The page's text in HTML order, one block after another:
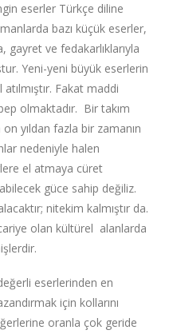
eserler Türkçe diline
bazı küçük eserler,
gayret ve fedakarlıklarıyla
Yeni-yeni büyük eserlerin
atılmıştır. Fakat maddi
olmaktadır. Bir takım
yıldan fazla bir zamanın
nedeniyle halen
el atmaya cüret
güce sahip değiliz.
nitekim kalmıştır da.
olan kültürel alanlarda
eserlerinden en
için kollarını
oranla çok geride